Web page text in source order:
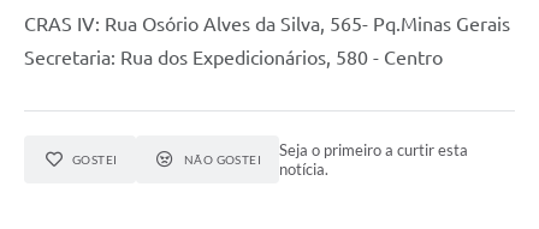
CRAS IV: Rua Osório Alves da Silva, 565- Pq.Minas Gerais
Secretaria: Rua dos Expedicionários, 580 - Centro
GOSTEI NÃO GOSTEI
Seja o primeiro a curtir esta
notícia.